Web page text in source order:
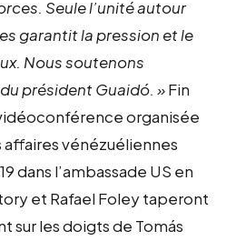
Seule l’unité autour
garantit la pression et le
Nous soutenons
président Guaidó. »Fin
organisée
affaires vénézuéliennes
dans l’ambassade US en
et Rafael Foley taperont
sur les doigts de Tomás